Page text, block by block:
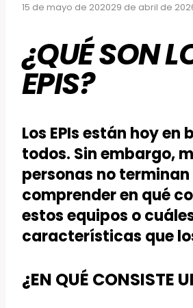
15 de mayo de 202029 de abril de
¿QUÉ SON
EPIS?
Los EPIs están hoy en
todos. Sin embargo,
personas no terminan
comprender en qué
estos equipos o
características que
¿EN QUÉ CONSISTE